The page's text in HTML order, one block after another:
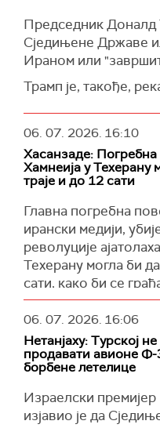
Навео је да су,
поворке, екипе
медицинска опрема
на западни део
здравствених
Према његовим
тренутно протиче
ефикасније
Председник
медицинских наука
да је током првог
4.000 људи
центрима
Техерану.
Истакао је да је
буду упућене у
мали и додао да
ни на месту
Таваколи је рекао
Председник Доналд
Сједињене Државе
Ираном или
Трамп је, такође,
(Reuters)
06. 07. 2026. 16:10
Хасанзаде:
Хамнеија у Техерану
траје и до 12 сати
Главна погребна
ирански медији,
револуције
Техерану могла би
сати, како би се
земље омогућило да
изјавио је
за испраћај и
Хасанзаде.
логистичке
организацију
06. 07. 2026. 16:06
Нетанјаху: Турској
продавати авионе
борбене летелице
Израелски премијер
изјавио је да